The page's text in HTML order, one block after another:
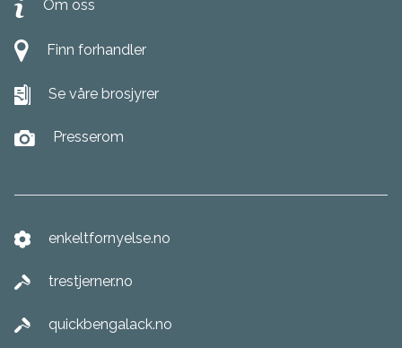
Om oss
Finn forhandler
Se våre brosjyrer
Presserom
enkeltfornyelse.no
trestjerner.no
quickbengalack.no